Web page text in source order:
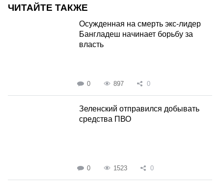
ЧИТАЙТЕ ТАКЖЕ
Осужденная на смерть экс-лидер
Бангладеш начинает борьбу за
власть
0 897 0
Зеленский отправился добывать
средства ПВО
0 1523 0